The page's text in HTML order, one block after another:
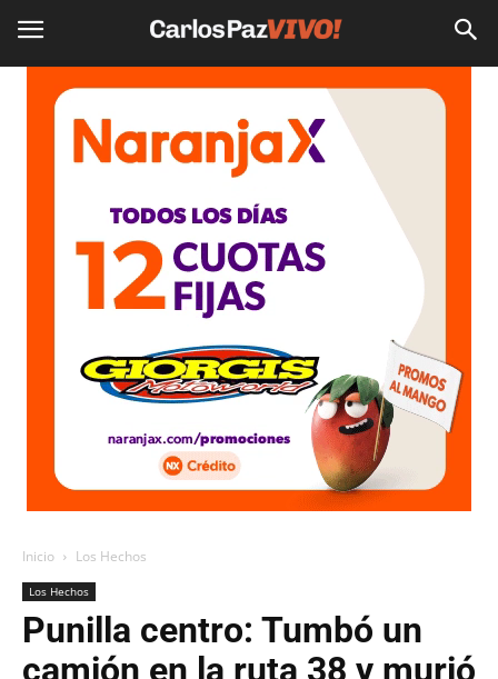
Inicio Los Hechos
Los Hechos
Punilla centro: Tumbó un
camión en la ruta 38 y murió